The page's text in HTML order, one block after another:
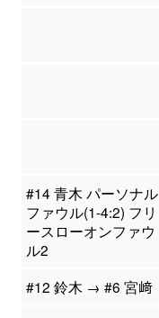
#14 青木 パーソナル
ファウル(1-4:2) フリ
ースローオンファウ
ル2
#12 鈴木 → #6 宮﨑